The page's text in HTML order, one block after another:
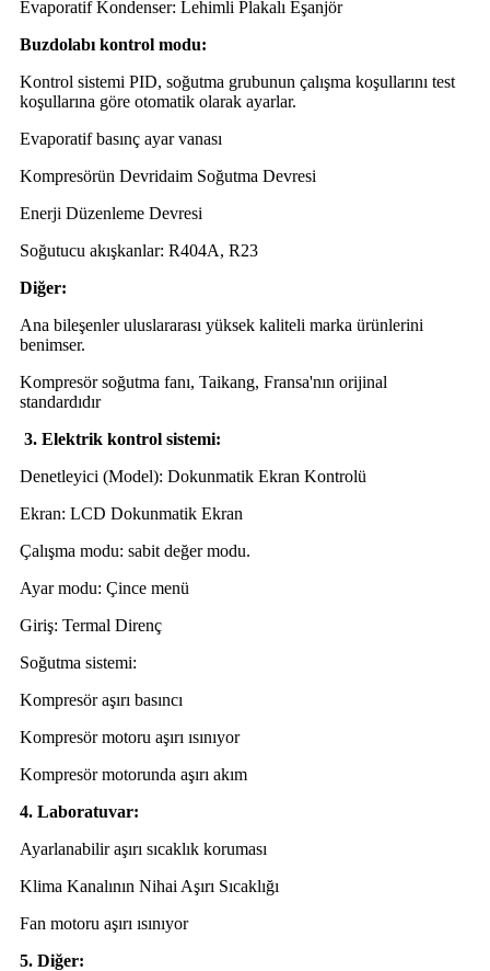
Evaporatif Kondenser: Lehimli Plakalı Eşanjör
Buzdolabı kontrol modu:
Kontrol sistemi PID, soğutma grubunun çalışma koşullarını test
koşullarına göre otomatik olarak ayarlar.
Evaporatif basınç ayar vanası
Kompresörün Devridaim Soğutma Devresi
Enerji Düzenleme Devresi
Soğutucu akışkanlar: R404A, R23
Diğer:
Ana bileşenler uluslararası yüksek kaliteli marka ürünlerini
benimser.
Kompresör soğutma fanı, Taikang, Fransa'nın orijinal
standardıdır
3. Elektrik kontrol sistemi:
Denetleyici (Model): Dokunmatik Ekran Kontrolü
Ekran: LCD Dokunmatik Ekran
Çalışma modu: sabit değer modu.
Ayar modu: Çince menü
Giriş: Termal Direnç
Soğutma sistemi:
Kompresör aşırı basıncı
Kompresör motoru aşırı ısınıyor
Kompresör motorunda aşırı akım
4. Laboratuvar:
Ayarlanabilir aşırı sıcaklık koruması
Klima Kanalının Nihai Aşırı Sıcaklığı
Fan motoru aşırı ısınıyor
5. Diğer: